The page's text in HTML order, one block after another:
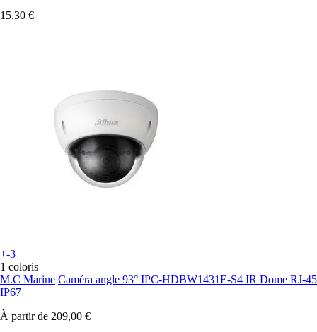
15,30 €
+-3
1 coloris
M.C Marine Caméra angle 93° IPC-HDBW1431E-S4 IR Dome RJ-45
IP67
À partir de 209,00 €